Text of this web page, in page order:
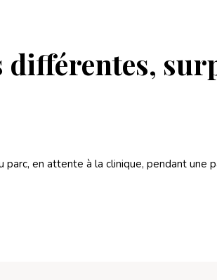
différentes,
en attente à la clinique, pendant une